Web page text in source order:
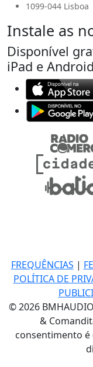
1099-044 Lisboa
Instale as
Disponível
iPad e Android
FREQUÊNCIAS |
POLÍTICA DE
© 2026
&
consentimento é